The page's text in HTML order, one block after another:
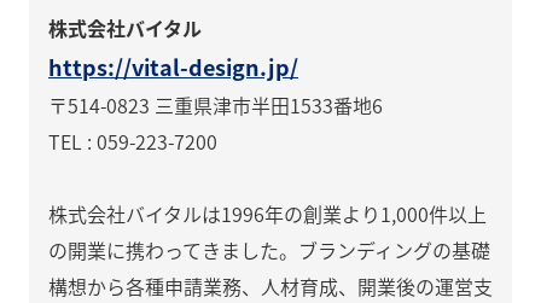
株式会社バイタル
https://vital-design.jp/
〒514-0823 三重県津市半田1533番地6
TEL : 059-223-7200
株式会社バイタルは1996年の創業より1,000件以上
の開業に携わってきました。ブランディングの基礎
構想から各種申請業務、人材育成、開業後の運営支